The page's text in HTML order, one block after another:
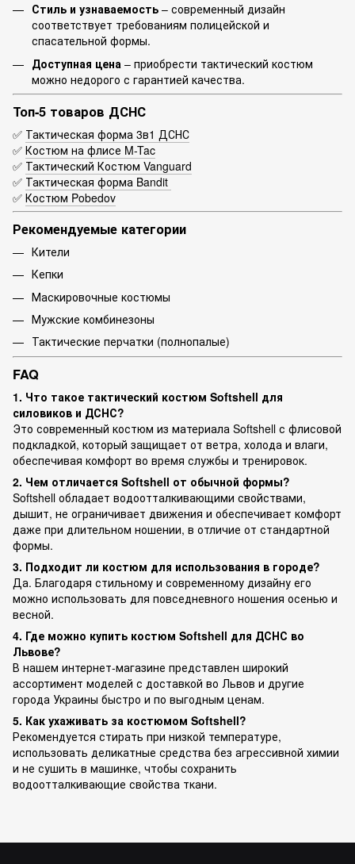
Стиль и узнаваемость – современный дизайн
соответствует требованиям полицейской и
спасательной формы.
Доступная цена – приобрести тактический костюм
можно недорого с гарантией качества.
Топ-5 товаров ДСНС
✅ Тактическая форма 3в1 ДСНС
✅ Костюм на флисе M-Tac
✅ Тактический Костюм Vanguard
✅ Тактическая форма Bandit
✅ Костюм Pobedov
Рекомендуемые категории
Кители
Кепки
Маскировочные костюмы
Мужские комбинезоны
Тактические перчатки (полнопалые)
FAQ
1. Что такое тактический костюм Softshell для
силовиков и ДСНС?
Это современный костюм из материала Softshell с флисовой
подкладкой, который защищает от ветра, холода и влаги,
обеспечивая комфорт во время службы и тренировок.
2. Чем отличается Softshell от обычной формы?
Softshell обладает водоотталкивающими свойствами,
дышит, не ограничивает движения и обеспечивает комфорт
даже при длительном ношении, в отличие от стандартной
формы.
3. Подходит ли костюм для использования в городе?
Да. Благодаря стильному и современному дизайну его
можно использовать для повседневного ношения осенью и
весной.
4. Где можно купить костюм Softshell для ДСНС во
Львове?
В нашем интернет-магазине представлен широкий
ассортимент моделей с доставкой во Львов и другие
города Украины быстро и по выгодным ценам.
5. Как ухаживать за костюмом Softshell?
Рекомендуется стирать при низкой температуре,
использовать деликатные средства без агрессивной химии
и не сушить в машинке, чтобы сохранить
водоотталкивающие свойства ткани.